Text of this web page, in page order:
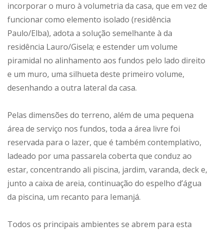
incorporar o muro à volumetria da casa, que em vez de
funcionar como elemento isolado (residência
Paulo/Elba), adota a solução semelhante à da
residência Lauro/Gisela; e estender um volume
piramidal no alinhamento aos fundos pelo lado direito
e um muro, uma silhueta deste primeiro volume,
desenhando a outra lateral da casa.
Pelas dimensões do terreno, além de uma pequena
área de serviço nos fundos, toda a área livre foi
reservada para o lazer, que é também contemplativo,
ladeado por uma passarela coberta que conduz ao
estar, concentrando ali piscina, jardim, varanda, deck e,
junto a caixa de areia, continuação do espelho d’água
da piscina, um recanto para Iemanjá.
Todos os principais ambientes se abrem para esta